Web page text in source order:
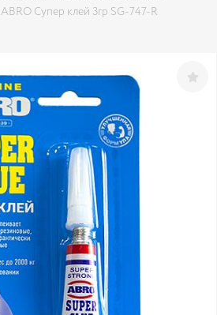
ABRO Супер клей 3гр SG-747-R